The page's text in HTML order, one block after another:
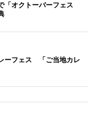
「オクトーバーフェス
ーフェス 「ご当地カレ